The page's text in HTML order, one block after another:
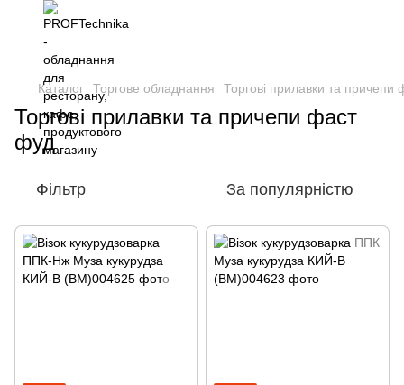
Каталог Торгове обладнання Торгові прилавки та причепи
Торгові прилавки та причепи фаст
фуд
Фільтр За популярністю